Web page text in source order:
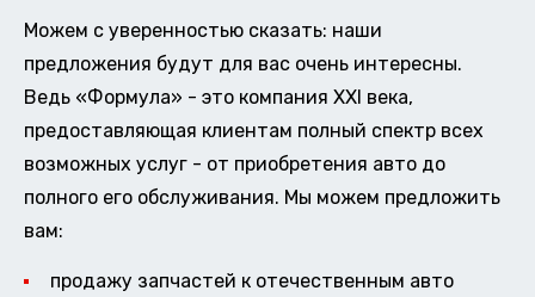
Можем с уверенностью сказать: наши
предложения будут для вас очень интересны.
Ведь «Формула» - это компания XXI века,
предоставляющая клиентам полный спектр всех
возможных услуг - от приобретения авто до
полного его обслуживания. Мы можем предложить
вам:
продажу запчастей к отечественным авто